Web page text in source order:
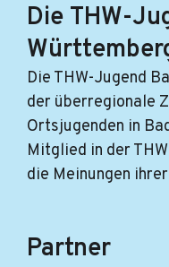
Die THW-
Die THW-Jugend
der überregionale
Ortsjugenden in
Mitglied in der
die Meinungen
Partner